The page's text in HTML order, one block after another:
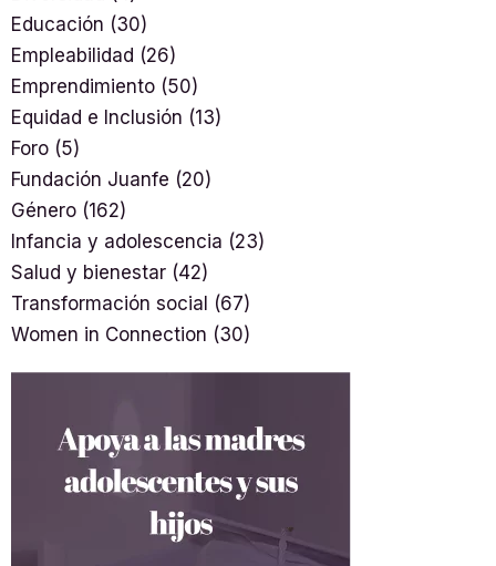
Educación (30)
Empleabilidad (26)
Emprendimiento (50)
Equidad e Inclusión (13)
Foro (5)
Fundación Juanfe (20)
Género (162)
Infancia y adolescencia (23)
Salud y bienestar (42)
Transformación social (67)
Women in Connection (30)